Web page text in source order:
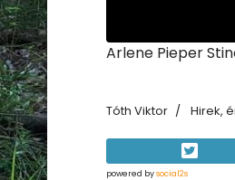
Arlene Pieper
Tóth Viktor Hirek,
powered bysocial2s